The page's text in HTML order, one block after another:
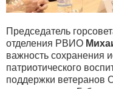
Председатель
отделения РВИО
важность сохранения
патриотического
поддержки ветеранов